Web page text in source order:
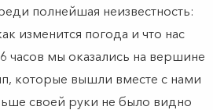
полнейшая неизвестность:
изменится погода и что нас
часов мы оказались на вершине
которые вышли вместе с нами
своей руки не было видно